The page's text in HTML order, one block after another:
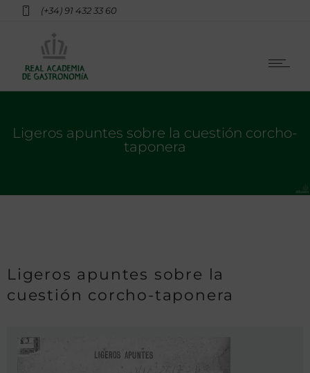
(+34) 91 432 33 60
Ligeros apuntes sobre la cuestión corcho-
taponera
Ligeros apuntes sobre la
cuestión corcho-taponera